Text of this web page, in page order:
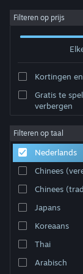
Inloggen
Community
Over
Ondersteuning
Taal wijzigen
Download de
Desktopwebsite
Filteren op prijs
Kortingen
Gratis te
verbergen
Filteren op taal
Nederlands
Chinees
Chinees
Japans
Koreaans
Thai
Arabisch
Ontwikkelaar:
Sorteren op
0 resultaten komen